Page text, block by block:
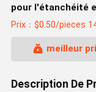
pour l'étanchéité
Prix：$0.50/pieces
meilleur
Description De